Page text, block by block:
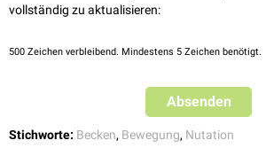
vollständig zu aktualisieren:
500 Zeichen verbleibend. Mindestens 5 Zeichen benötigt.
Absenden
Stichworte: Becken, Bewegung, Nutation